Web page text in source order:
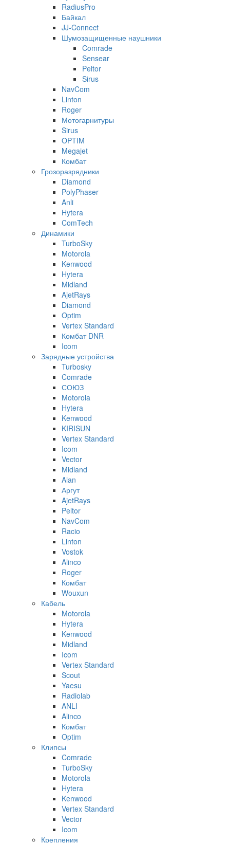
RadiusPro
Байкал
JJ-Connect
Шумозащищенные наушники
Comrade
Sensear
Peltor
Sirus
NavCom
Linton
Roger
Мотогарнитуры
Sirus
OPTIM
Megajet
Комбат
Грозоразрядники
Diamond
PolyPhaser
Anli
Hytera
ComTech
Динамики
TurboSky
Motorola
Kenwood
Hytera
Midland
AjetRays
Diamond
Optim
Vertex Standard
Комбат DNR
Icom
Зарядные устройства
Turbosky
Comrade
СОЮЗ
Motorola
Hytera
Kenwood
KIRISUN
Vertex Standard
Icom
Vector
Midland
Alan
Аргут
AjetRays
Peltor
NavCom
Racio
Linton
Vostok
Alinco
Roger
Комбат
Wouxun
Кабель
Motorola
Hytera
Kenwood
Midland
Icom
Vertex Standard
Scout
Yaesu
Radiolab
ANLI
Alinco
Комбат
Optim
Клипсы
Comrade
TurboSky
Motorola
Hytera
Kenwood
Vertex Standard
Vector
Icom
Крепления